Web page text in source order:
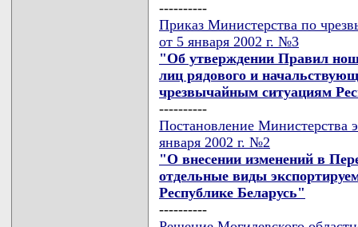
----------
Приказ Министерства по
от 5 января 2002 г. №3
"Об утверждении Правил
лиц рядового и
чрезвычайным ситуациям
----------
Постановление Министерства
января 2002 г. №2
"О внесении изменений в
отдельные виды
Республике Беларусь"
----------